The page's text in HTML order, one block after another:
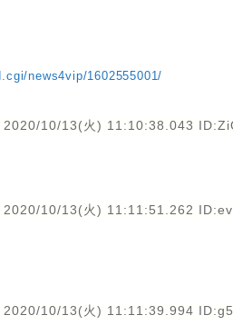
news4vip/1602555001/
2020/10/13(火) 11:10:38.043
2020/10/13(火) 11:11:51.262
2020/10/13(火) 11:11:39.994